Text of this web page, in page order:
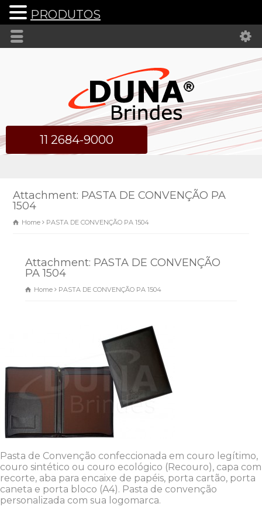
11 2684-9000
Attachment: PASTA DE CONVENÇÃO PA
1504
Home PASTA DE CONVENÇÃO PA 1504
Attachment: PASTA DE CONVENÇÃO
PA 1504
Home PASTA DE CONVENÇÃO PA 1504
Pasta de Convenção confeccionada em couro legítimo,
couro sintético ou couro ecológico (Recouro), capa com
recorte, aba para encaixe de papéis, porta cartão, porta
caneta e porta bloco (A4). Pasta de convenção
personalizada com sua logomarca.
Normalmente responde em
PRODUTOS